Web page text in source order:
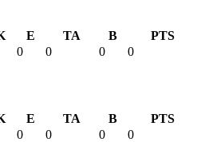
E TA B
PTS
0 0 0 0
E TA B
PTS
0 0 0 0